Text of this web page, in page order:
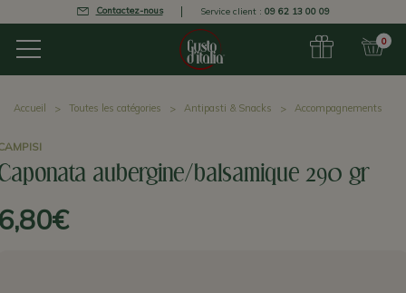
Contactez-nous Service client : 09 62 13 00 09
0
Accueil Toutes les catégories Antipasti & Snacks Accompagnements
aubergine/balsamique 290 gr